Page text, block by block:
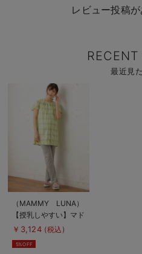
レビュー投稿が
最近見
商
品
詳
細
を
見
る
（MAMMY LUNA）
【授乳しやすい】マド
ラスチェックパジャマ
￥3,124 (税込)
5%OFF